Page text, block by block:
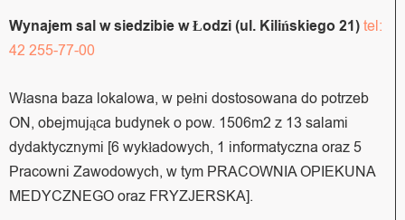
Wynajem sal w siedzibie w Łodzi (ul. Kilińskiego 21)tel:
42 255-77-00
Własna baza lokalowa, w pełni dostosowana do potrzeb
ON, obejmująca budynek o pow. 1506m2 z 13 salami
dydaktycznymi [6 wykładowych, 1 informatyczna oraz 5
Pracowni Zawodowych, w tym PRACOWNIA OPIEKUNA
MEDYCZNEGO oraz FRYZJERSKA].